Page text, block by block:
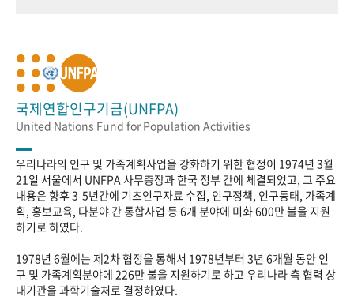
국제연합인구기금(UNFPA)
United Nations Fund for Population Activities
우리나라의 인구 및 가족계획사업을 강화하기 위한 협정이 1974년 3월
21일 서울에서 UNFPA 사무총장과 한국 정부 간에 체결되었고, 그 주요
내용은 향후 3-5년간에 기초인구자료 수집, 인구정책, 인구동태, 가족계
획, 홍보교육, 다분야 간 통합사업 등 6개 분야에 미화 600만 불을 지원
하기로 하였다.
1978년 6월에는 제2차 협정을 통해서 1978년부터 3년 6개월 동안 인
구 및 가족계획분야에 226만 불을 지원하기로 하고 우리나라 측 협력 상
대기관을 과학기술처로 결정하였다.